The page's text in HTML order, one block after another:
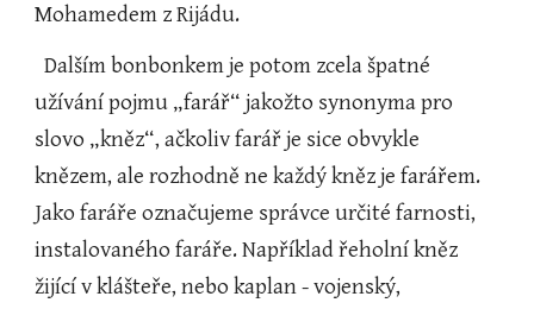
Mohamedem z Rijádu.
  Dalším bonbonkem je potom zcela špatné
užívání pojmu „farář“ jakožto synonyma pro
slovo „kněz“, ačkoliv farář je sice obvykle
knězem, ale rozhodně ne každý kněz je farářem.
Jako faráře označujeme správce určité farnosti,
instalovaného faráře. Například řeholní kněz
žijící v klášteře, nebo kaplan - vojenský,